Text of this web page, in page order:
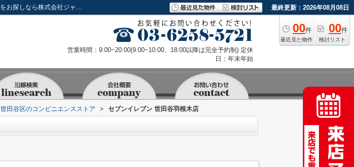
セブンイレブン 世田谷羽根木店情報ページ｜新宿・東京で賃貸・不動産をお探しなら株式会社ジャパンリアルエステート 最終更新：2026年08月08日
00件
最近見た物件
00件
検討リスト
営業時間：9:00~20:00(9:00~10:00、18:00以降は完全予約制) 定休
日：年末年始
世田谷区のコンビニエンスストア > セブンイレブン 世田谷羽根木店